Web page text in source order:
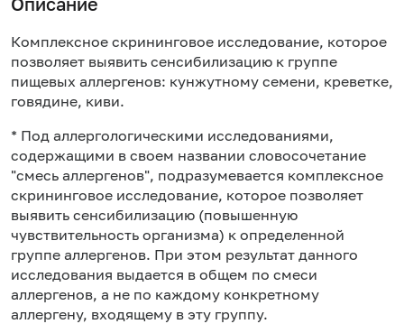
Комплексное скрининговое исследование, которое
позволяет выявить сенсибилизацию к группе
пищевых аллергенов: кунжутному семени, креветке,
говядине, киви.
* Под аллергологическими исследованиями,
содержащими в своем названии словосочетание
"смесь аллергенов", подразумевается комплексное
скрининговое исследование, которое позволяет
выявить сенсибилизацию (повышенную
чувствительность организма) к определенной
группе аллергенов. При этом результат данного
исследования выдается в общем по смеси
аллергенов, а не по каждому конкретному
аллергену, входящему в эту группу.